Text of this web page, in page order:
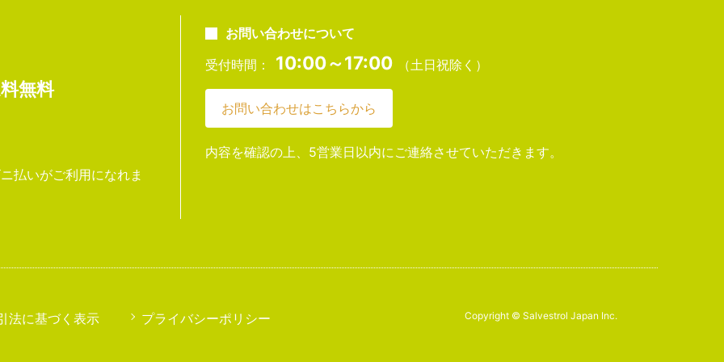
無料
払いがご利用になれま
お問い合わせについて
受付時間：
10:00～17:00 （土日祝除く）
お問い合わせはこちらから
内容を確認の上、5営業日以内にご連絡させていただきます。
法に基づく表示 プライバシーポリシー Copyright © Salvestrol Japan Inc.